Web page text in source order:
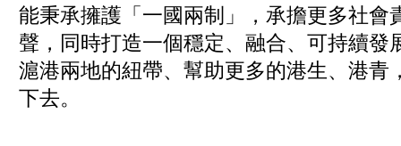
能秉承擁護「一國兩制」，承擔更多社會
聲，同時打造一個穩定、融合、可持續發
滬港兩地的紐帶、幫助更多的港生、港青
下去。